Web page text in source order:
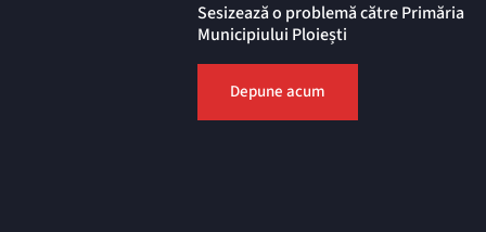
Sesizează o problemă către Primăria
Municipiului Ploiești
Depune acum